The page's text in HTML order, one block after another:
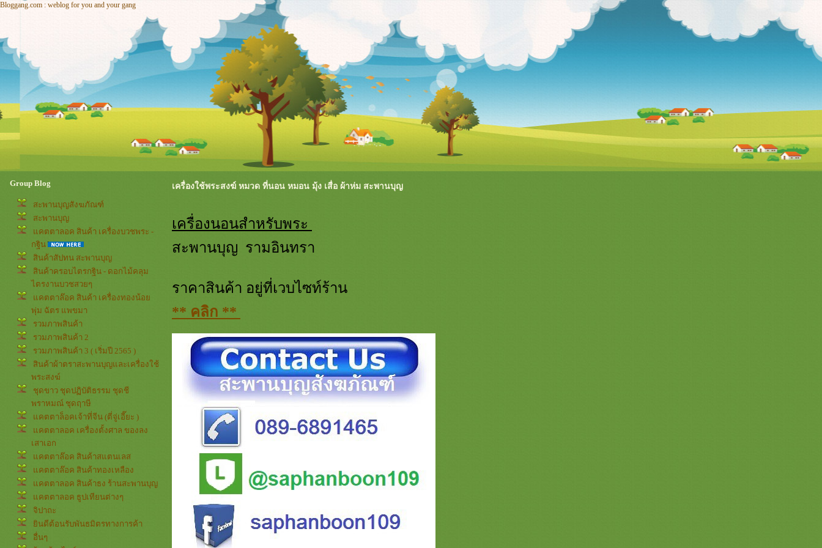
Bloggang.com : weblog for you and your gang
Group Blog
สะพานบุญสังฆภัณฑ์
สะพานบุญ
คตตาลอค สินค้า เครื่องบวชพระ -
กฐิน
สินค้าสัปทน สะพานบุญ
สินค้าครอบไตรกฐิน - ดอกไม้คลุม
ไตรงานบวชสวยๆ
คตตาล๊อค สินค้า เครื่องทองน้อ
พุ่ม ฉัตร แพขมา
รวมภาพสินค้า
รวมภาพสินค้า 2
รวมภาพสินค้า 3 ( เริ่มปี 2565 )
สินค้าผ้าตราสะพานบุญและเครื่องใช้
พระสงฆ์
ชุดขาว ชุดปฏิบัติธรรม ชุดชี
พราหมณ์ ชุดฤาษี
คตตาล็อคเจ้าที่จีน (ตี่จู่เอี๊ยะ )
คตตาลอค เครื่องตั้งศาล ของลง
เสาเอก
คตตาล๊อค สินค้าสแตนเลส
คตตาล๊อค สินค้าทองเหลือง
คตตาลอค สินค้าธง ร้านสะพานบุญ
คตตาลอค ธูปเทียนต่างๆ
จิปาถะ
ินดีต้อนรับพันธมิตรทางการค้า
อื่นๆ
เครื่องใช้พระสงฆ์ หมวด ที่นอน หมอน มุ้ง เสื่อ ผ้าห่ม สะพานบุญ
เครื่องนอนสำหรับพระ
สะพานบุญ รามอินทรา
ราคาสินค้า อยู่ที่เวบไซท์ร้าน
** คลิก **